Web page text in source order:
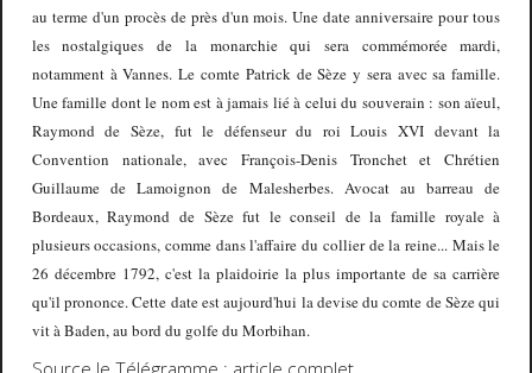
au terme d'un procès de près d'un mois. Une date anniversaire pour tous
les nostalgiques de la monarchie qui sera commémorée mardi,
notamment à Vannes. Le comte Patrick de Sèze y sera avec sa famille.
Une famille dont le nom est à jamais lié à celui du souverain : son aïeul,
Raymond de Sèze, fut le défenseur du roi Louis XVI devant la
Convention nationale, avec François-Denis Tronchet et Chrétien
Guillaume de Lamoignon de Malesherbes. Avocat au barreau de
Bordeaux, Raymond de Sèze fut le conseil de la famille royale à
plusieurs occasions, comme dans l'affaire du collier de la reine... Mais le
26 décembre 1792, c'est la plaidoirie la plus importante de sa carrière
qu'il prononce. Cette date est aujourd'hui la devise du comte de Sèze qui
vit à Baden, au bord du golfe du Morbihan.